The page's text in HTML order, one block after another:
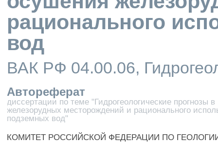
рационального
вод
ВАК РФ 04.00.06,
Автореферат
диссертации по теме "Гидрогеологические прогнозы
железорудных месторождений и рационального
подземных вод"
КОМИТЕТ РОССИЙСКОЙ ФЕДЕРАЦИИ ПО